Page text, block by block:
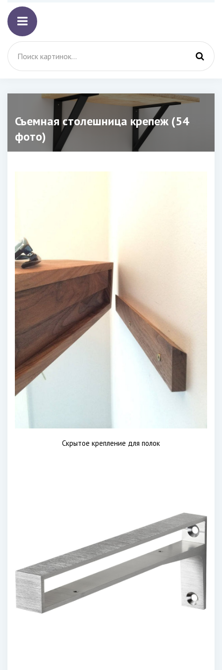
Съемная столешница крепеж (54
фото)
Скрытое крепление для полок